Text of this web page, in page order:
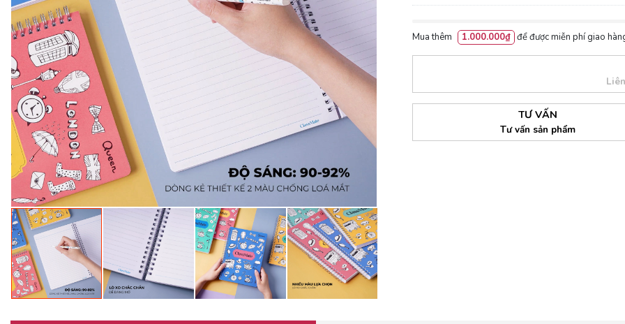
Mua thêm 1.000.000₫ để được miễn phí giao
TƯ VẤN
Tư vấn sản phẩm